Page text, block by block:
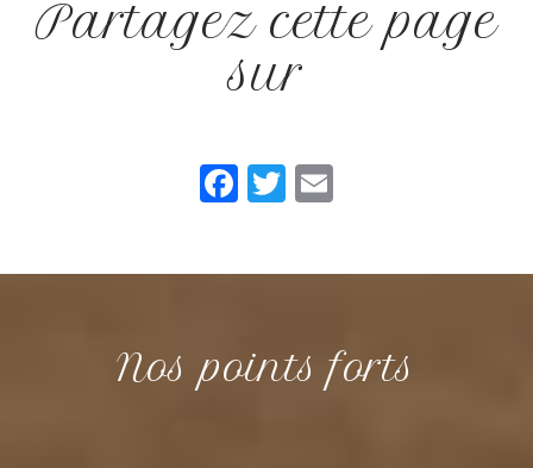
Partagez cette page
sur
Facebook
Twitter
Nos points forts